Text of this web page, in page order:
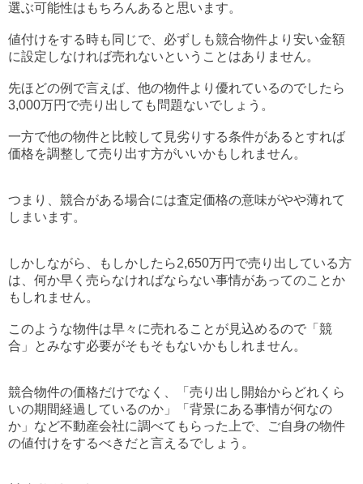
選ぶ可能性はもちろんあると思います。
値付けをする時も同じで、必ずしも競合物件より安い金額
に設定しなければ売れないということはありません。
先ほどの例で言えば、他の物件より優れているのでしたら
3,000万円で売り出しても問題ないでしょう。
一方で他の物件と比較して見劣りする条件があるとすれば
価格を調整して売り出す方がいいかもしれません。
つまり、競合がある場合には査定価格の意味がやや薄れて
しまいます。
しかしながら、もしかしたら2,650万円で売り出している方
は、何か早く売らなければならない事情があってのことか
もしれません。
このような物件は早々に売れることが見込めるので「競
合」とみなす必要がそもそもないかもしれません。
競合物件の価格だけでなく、「売り出し開始からどれくら
いの期間経過しているのか」「背景にある事情が何なの
か」など不動産会社に調べてもらった上で、ご自身の物件
の値付けをするべきだと言えるでしょう。